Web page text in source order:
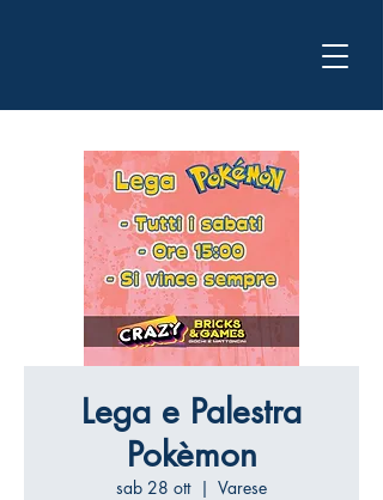
Lega e Palestra
Pokèmon
sab 28 ott
  |
Varese